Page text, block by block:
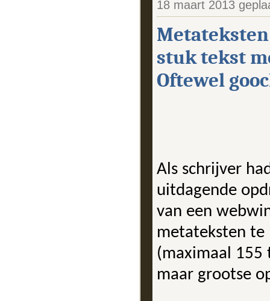
18 maart 2013
stuk tekst
Oftewel
Als schrijver
uitdagende
van een
metateksten te
(maximaal 155
maar grootse